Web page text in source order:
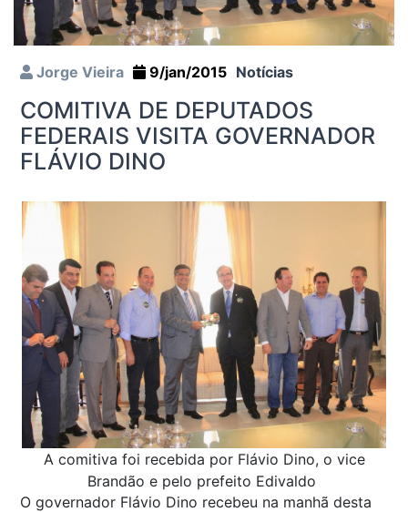
Jorge Vieira 9/jan/2015 Notícias
COMITIVA DE DEPUTADOS
FEDERAIS VISITA GOVERNADOR
FLÁVIO DINO
A comitiva foi recebida por Flávio Dino, o vice
Brandão e pelo prefeito Edivaldo
O governador Flávio Dino recebeu na manhã desta